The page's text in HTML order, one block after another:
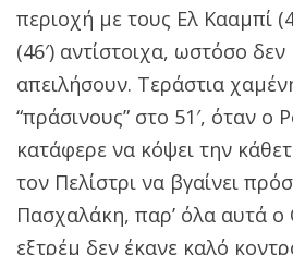
περιοχή με τους Ελ Κααμπί
(46′) αντίστοιχα, ωστόσο
απειλήσουν. Τεράστια
“πράσινους” στο 51′, όταν ο
κατάφερε να κόψει την
τον Πελίστρι να βγαίνει
Πασχαλάκη, παρ’ όλα αυτά
εξτρέμ δεν έκανε καλό